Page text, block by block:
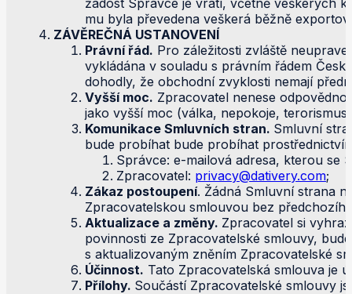
mu byla převedena veškerá běžně
ZÁVĚREČNÁ USTANOVENÍ
Právní řád. Pro záležitosti zvláště
vykládána v souladu s právním řádem
dohodly, že obchodní zvyklosti nemají
Vyšší moc. Zpracovatel nenese
jako vyšší moc (válka, nepokoje,
Komunikace Smluvních stran. Smluvní
bude probíhat bude probíhat
Správce: e-mailová adresa, kterou se
Zpracovatel: privacy@dativery.com;
Zákaz postoupení. Žádná Smluvní strana
Zpracovatelskou smlouvou bez
Aktualizace a změny. Zpracovatel si
povinnosti ze Zpracovatelské smlouvy,
s aktualizovaným zněním Zpracovatelské
Účinnost. Tato Zpracovatelská smlouva je
Přílohy. Součástí Zpracovatelské smlouvy